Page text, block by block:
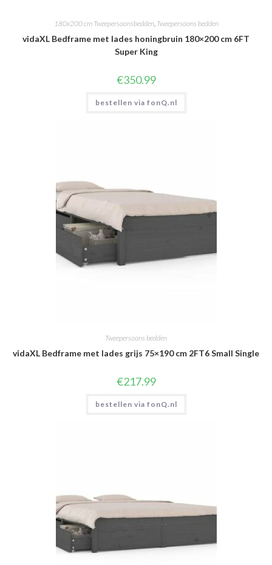
180x200 cm Tweepersoonsbedden, Tweepersoons bedden
vidaXL Bedframe met lades honingbruin 180×200 cm 6FT
Super King
€350.99
bestellen via fonQ.nl
Tweepersoons bedden
vidaXL Bedframe met lades grijs 75×190 cm 2FT6 Small Single
€217.99
bestellen via fonQ.nl